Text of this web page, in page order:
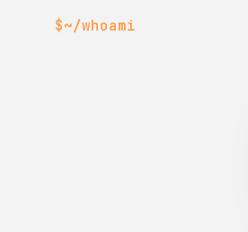
$~/whoami